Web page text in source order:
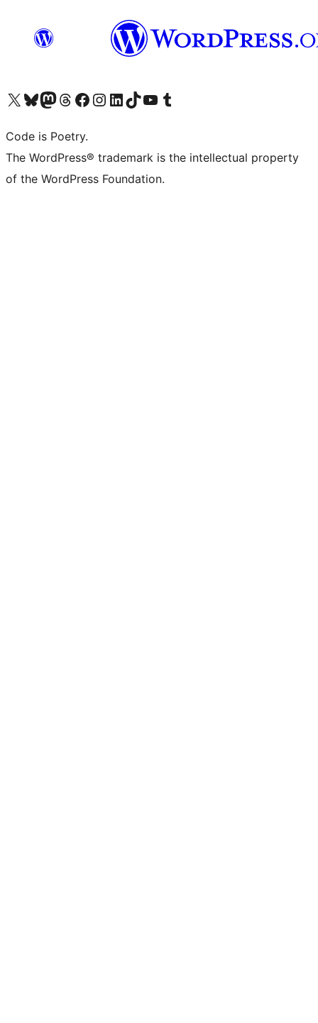
Visita il nostro account X (ex Twitter)
Visita il nostro account Bluesky
Visita il nostro account Mastodon
Visita il nostro account Threads
Visita la nostra pagina Facebook
Visita il nostro account Instagram
Visita il nostro account LinkedIn
Visita il nostro account TikTok
Visita il nostro canale YouTube
Visita il nostro account Tumblr
Code is Poetry.
The WordPress® trademark is the intellectual property
of the WordPress Foundation.